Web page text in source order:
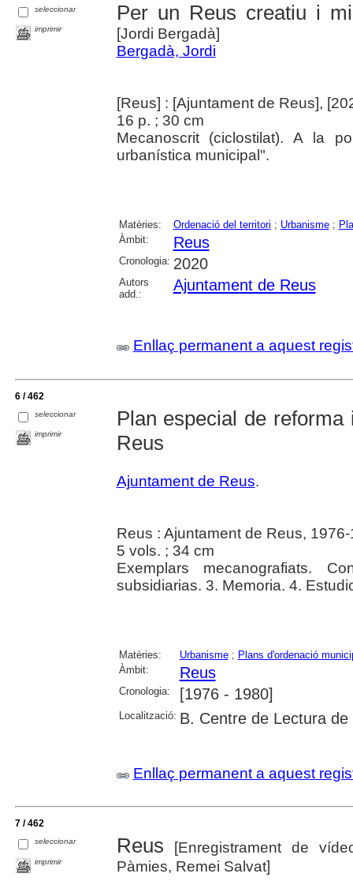
seleccionar
imprimir
Per un Reus creatiu i
[Jordi Bergadà]
Bergadà, Jordi
[Reus] : [Ajuntament de Reus],
16 p. ; 30 cm
Mecanoscrit (ciclostilat). A la
urbanística municipal".
Matèries: Ordenació del territori ; Urbanisme;
Àmbit:
Reus
Cronologia: 2020
Autors
add.:
Ajuntament de Reus
Enllaç permanent a aquest
6 / 462
seleccionar
imprimir
Plan especial de
Reus
Ajuntament de Reus.
Reus : Ajuntament de Reus,
5 vols. ; 34 cm
Exemplars mecanografiats.
subsidiarias. 3. Memoria. 4.
Matèries: Urbanisme; Plans d'ordenació
Àmbit:
Reus
Cronologia: [1976 - 1980]
Localització: B. Centre de Lectura de
Enllaç permanent a aquest
7 / 462
seleccionar
imprimir
Reus [Enregistrament de
Pàmies, Remei Salvat]